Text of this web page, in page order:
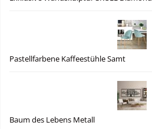
Pastellfarbene Kaffeestühle Samt
Baum des Lebens Metall